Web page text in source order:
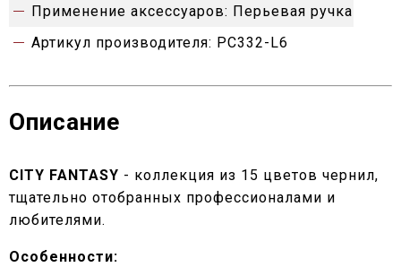
Применение аксессуаров: Перьевая ручка
Артикул производителя: PC332-L6
Описание
CITY FANTASY - коллекция из 15 цветов чернил,
тщательно отобранных профессионалами и
любителями.
Особенности: